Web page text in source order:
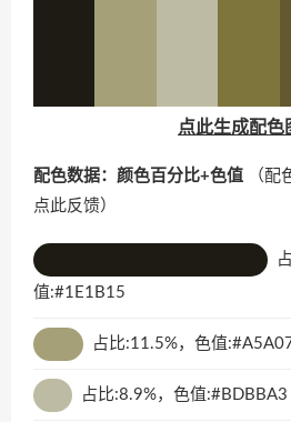
点此生成配色
配色数据：颜色百分比+色值 （配
点此反馈）
占
值:#1E1B15
占比:11.5%，色值
占比:8.9%，色值:#BDBBA3